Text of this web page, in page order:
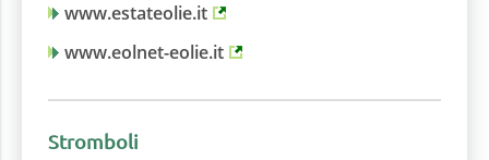
www.estateolie.it
www.eolnet-eolie.it
Stromboli